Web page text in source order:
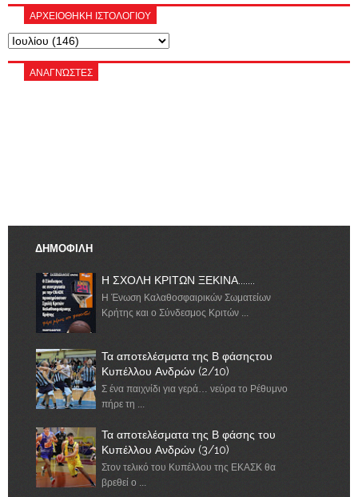
ΑΡΧΕΙΟΘΗΚΗ ΙΣΤΟΛΟΓΙΟΥ
ΑΝΑΓΝΏΣΤΕΣ
ΔΗΜΟΦΙΛΗ
Η ΣΧΟΛΗ ΚΡΙΤΩΝ ΞΕΚΙΝΑ.......
Η Ένωση Καλαθοσφαιρικών Σωματείων
Κρήτης και ο Σύνδεσμος Κριτών ...
Τα αποτελέσματα της Β φάσηςτου
Κυπέλλου Ανδρών (2/10)
Σ ένα παιχνίδι για γερά… νεύρα το Ρέθυμνο
πήρε τη ...
Τα αποτελέσματα της Β φάσης του
Κυπέλλου Ανδρών (3/10)
Στον τελικό του Κυπέλλου της ΕΚΑΣΚ θα
βρεθεί ο ...